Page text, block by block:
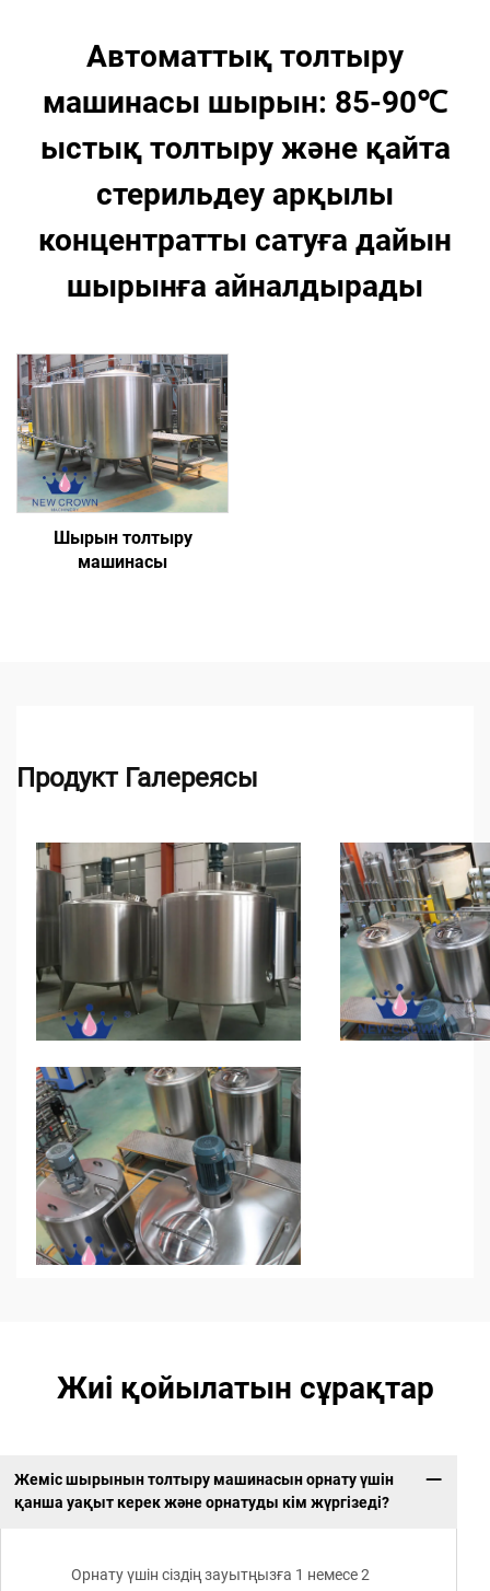
Автоматтық толтыру
машинасы шырын: 85-90℃
ыстық толтыру және қайта
стерильдеу арқылы
концентратты сатуға дайын
шырынға айналдырады
Шырын толтыру
машинасы
Продукт Галереясы
Жиі қойылатын сұрақтар
Жеміс шырынын толтыру машинасын орнату үшін
қанша уақыт керек және орнатуды кім жүргізеді?
Орнату үшін сіздің зауытңызға 1 немесе 2